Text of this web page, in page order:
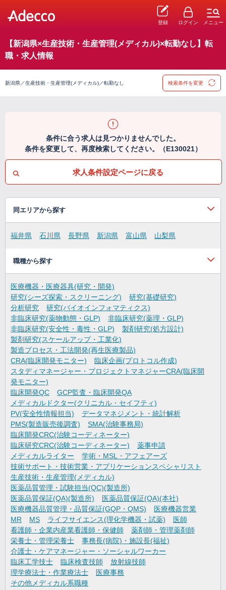
登録 ログイン メニュー
【新潟県×生産技術・生産管理(メディカル)×転勤なし】転
職・求人情報
新潟県／生産技術・生産管理(メディカル)／転勤なし 検索条件を変更
条件に合う求人は見つかりませんでした。
条件を変更して、再度検索してください。（E130021）
求人条件設定ページに戻る
同エリアから探す
福井県 石川県 長野県 新潟県 富山県 山梨県
職種から探す
医療機器・医療器具(研究・開発)
研究(シーズ探索・スクリーニング)
研究(基礎研究)
分析研究
研究(バイオインフォマティクス)
非臨床研究(薬物動態・GLP)
非臨床研究(薬理・GLP)
非臨床研究(安全性・毒性・GLP)
製剤研究(処方設計)
製剤研究(スケールアップ・工業化)
製造プロセス・工法開発(再生医療製品)
CRA(臨床開発モニター)
臨床企画(プロトコル作成)
スタディマネージャー・プロジェクトマネジャーCRA(臨床開
発モニター)
臨床開発QC
GCP監査・臨床開発QA
メディカルドクター(クリニカル・セイフティ)
PV(安全性情報担当)
データマネジメント・統計解析
PMS(製造販売後調査)
SMA(治験事務局)
臨床開発CRC(治験コーディネーター)
臨床研究CRC(治験コーディネーター)
薬事申請
メディカルライター
学術・MSL・アフェアーズ
技術サポート・技術営業・アプリケーションスペシャリスト
生産技術・生産管理(メディカル)
医薬品質管理・試験担当(QC)(製造所)
医薬品質保証(QA)(製造所)
医薬品質保証(QA)(本社)
医療機器品質管理・品質保証(GQP・QMS)
医療機器営業
MR
MS ライフサイエンス(理化学機器・試薬)
医師
看護師・企業内産業看護師・保健師
薬剤師・管理薬剤師
栄養士・管理栄養士
事務長(病院)・施設長(福祉)
介護士・ケアマネージャー・ソーシャルワーカー
臨床工学技士
臨床検査技師
放射線技師
理学療法士・作業療法士
医療事務
その他メディカル系職種